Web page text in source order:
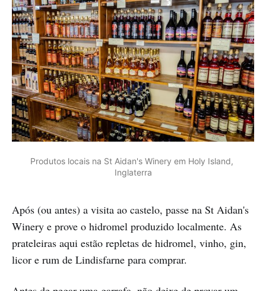
Produtos locais na St Aidan's Winery em Holy Island,
Inglaterra
Após (ou antes) a visita ao castelo, passe na St Aidan's
Winery e prove o hidromel produzido localmente. As
prateleiras aqui estão repletas de hidromel, vinho, gin,
licor e rum de Lindisfarne para comprar.